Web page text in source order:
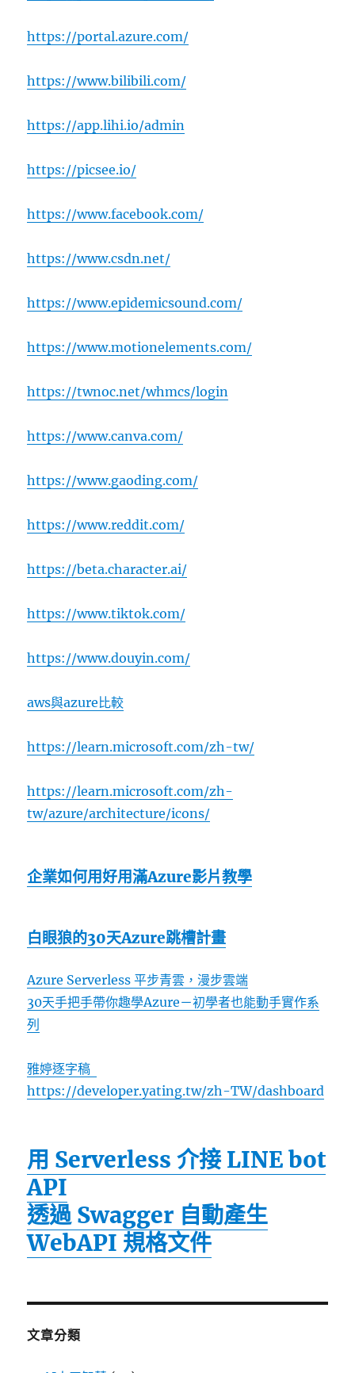
https://portal.azure.com/
https://www.bilibili.com/
https://app.lihi.io/admin
https://picsee.io/
https://www.facebook.com/
https://www.csdn.net/
https://www.epidemicsound.com/
https://www.motionelements.com/
https://twnoc.net/whmcs/login
https://www.canva.com/
https://www.gaoding.com/
https://www.reddit.com/
https://beta.character.ai/
https://www.tiktok.com/
https://www.douyin.com/
aws與azure比較
https://learn.microsoft.com/zh-tw/
https://learn.microsoft.com/zh-
tw/azure/architecture/icons/
企業如何用好用滿Azure影片教學
白眼狼的30天Azure跳槽計畫
Azure Serverless 平步青雲，漫步雲端
30天手把手帶你趣學Azure－初學者也能動手實作系
列
雅婷逐字稿
https://developer.yating.tw/zh-TW/dashboard
用 Serverless 介接 LINE bot
API
透過 Swagger 自動產生
WebAPI 規格文件
文章分類